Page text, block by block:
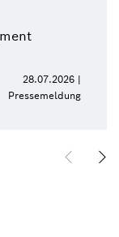
28.07.2026 |
Pressemeldung